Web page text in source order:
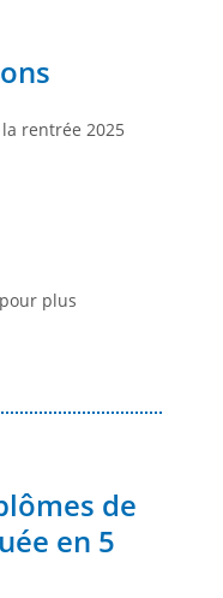
rentrée 2025
plus
de
en 5